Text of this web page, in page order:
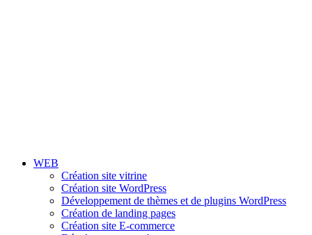
WEB
Création site vitrine
Création site WordPress
Développement de thèmes et de plugins WordPress
Création de landing pages
Création site E-commerce